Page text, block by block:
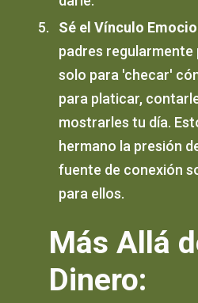
Sé el Vínculo
padres regularmente
solo para 'checar'
para platicar,
mostrarles tu día.
hermano la presión
fuente de conexión
para ellos.
Más Allá
Dinero: